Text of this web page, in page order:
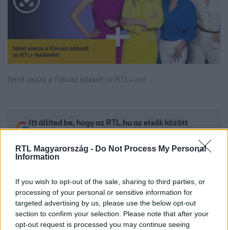
RTL Magyarország - Do Not Process My Personal
Information
If you wish to opt-out of the sale, sharing to third parties, or
processing of your personal or sensitive information for
targeted advertising by us, please use the below opt-out
section to confirm your selection. Please note that after your
opt-out request is processed you may continue seeing
Nézd vissza a Fókusz adásait az RTL+-on!
Itt állítsd be, hogy az RTL.hu az elsők között
legyen a Google-találatokban!